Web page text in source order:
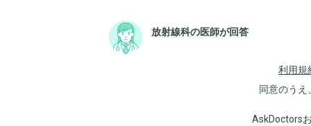
放射線科の医師が回答
利用規
同意のうえ
AskDoctors